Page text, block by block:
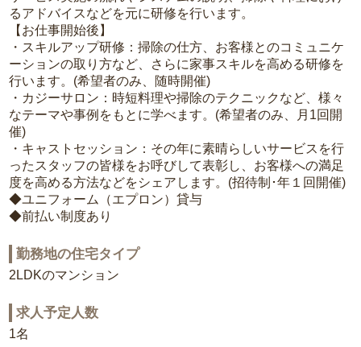
るアドバイスなどを元に研修を行います。
【お仕事開始後】
・スキルアップ研修：掃除の仕方、お客様とのコミュニケ
ーションの取り方など、さらに家事スキルを高める研修を
行います。(希望者のみ、随時開催)
・カジーサロン：時短料理や掃除のテクニックなど、様々
なテーマや事例をもとに学べます。(希望者のみ、月1回開
催)
・キャストセッション：その年に素晴らしいサービスを行
ったスタッフの皆様をお呼びして表彰し、お客様への満足
度を高める方法などをシェアします。(招待制･年１回開催)
◆ユニフォーム（エプロン）貸与
◆前払い制度あり
勤務地の住宅タイプ
2LDKのマンション
求人予定人数
1名